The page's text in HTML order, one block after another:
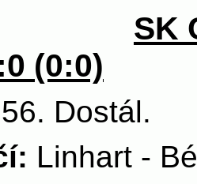
SK
(0:0)
56. Dostál.
Linhart -